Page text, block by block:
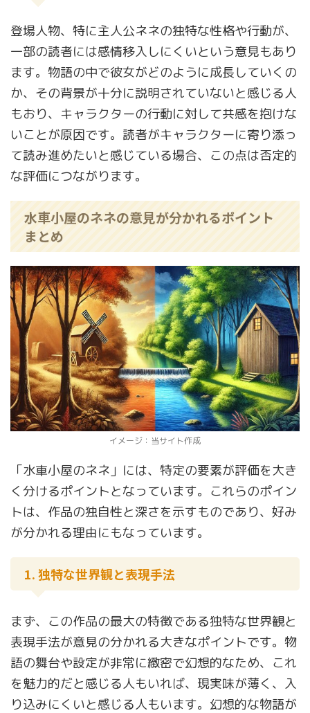
登場人物、特に主人公ネネの独特な性格や行動が、
一部の読者には感情移入しにくいという意見もあり
ます。物語の中で彼女がどのように成長していくの
か、その背景が十分に説明されていないと感じる人
もおり、キャラクターの行動に対して共感を抱けな
いことが原因です。読者がキャラクターに寄り添っ
て読み進めたいと感じている場合、この点は否定的
な評価につながります。
水車小屋のネネの意見が分かれるポイント
まとめ
イメージ：当サイト作成
「水車小屋のネネ」には、特定の要素が評価を大き
く分けるポイントとなっています。これらのポイン
トは、作品の独自性と深さを示すものであり、好み
が分かれる理由にもなっています。
1. 独特な世界観と表現手法
まず、この作品の最大の特徴である独特な世界観と
表現手法が意見の分かれる大きなポイントです。物
語の舞台や設定が非常に緻密で幻想的なため、これ
を魅力的だと感じる人もいれば、現実味が薄く、入
り込みにくいと感じる人もいます。幻想的な物語が